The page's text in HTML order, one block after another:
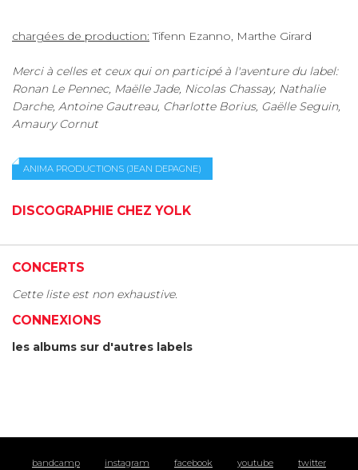
chargées de production: Tifenn Ezanno, Marthe Girard
Merci à celles et ceux qui on participé à l'aventure du label:
Ronan Le Pennec, Maëlle Jade, Nicolas Chassay, Nathalie
Darche, Antoine Gautreau, Charlotte Borius, Gaëlle Seguin,
Amaury Cornut
ANIMA PRODUCTIONS (JEAN DEPAGNE)
DISCOGRAPHIE CHEZ YOLK
CONCERTS
Cette liste est non exhaustive.
CONNEXIONS
les albums sur d'autres labels
bandcamp instagram facebook youtube twitter